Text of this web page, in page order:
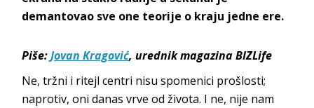
demantovao sve one teorije o kraju jedne ere.
Piše:Jovan Kragović, urednik magazina BIZLife
Ne, tržni i ritejl centri nisu spomenici prošlosti;
naprotiv, oni danas vrve od života. I ne, nije nam